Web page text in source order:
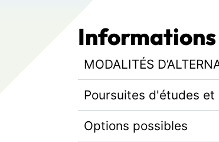
MODALITÉS
Poursuites d'études et
Options possibles